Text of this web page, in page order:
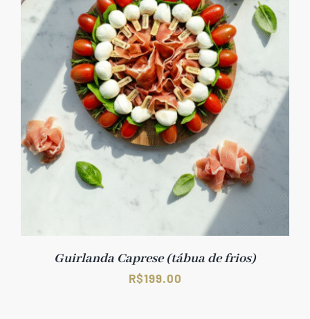
Guirlanda Caprese (tábua de frios)
R$199.00